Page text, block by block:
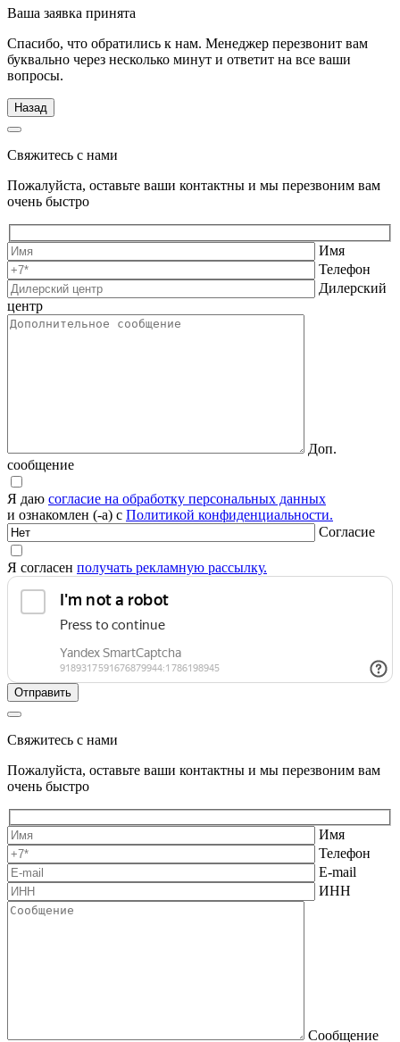
Ваша заявка принята
Спасибо, что обратились к нам. Менеджер перезвонит вам
буквально через несколько минут и ответит на все ваши
вопросы.
Назад
Свяжитесь с нами
Пожалуйста, оставьте ваши контактны и мы перезвоним вам
очень быстро
Имя
Телефон
Дилерский
центр
Доп.
сообщение
Я даю согласие на обработку персональных данных
и ознакомлен (-а) с Политикой конфиденциальности.
Согласие
Я согласен получать рекламную рассылку.
Свяжитесь с нами
Пожалуйста, оставьте ваши контактны и мы перезвоним вам
очень быстро
Имя
Телефон
E-mail
ИНН
Сообщение